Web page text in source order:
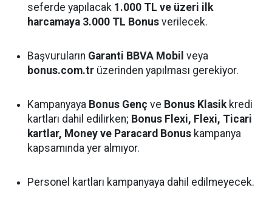
seferde yapılacak 1.000 TL ve üzeri ilk
harcamaya 3.000 TL Bonus verilecek.
Başvuruların Garanti BBVA Mobil veya
bonus.com.tr üzerinden yapılması gerekiyor.
Kampanyaya Bonus Genç ve Bonus Klasikkredi
kartları dahil edilirken; Bonus Flexi, Flexi, Ticari
kartlar, Money ve Paracard Bonus kampanya
kapsamında yer almıyor.
Personel kartları kampanyaya dahil edilmeyecek.